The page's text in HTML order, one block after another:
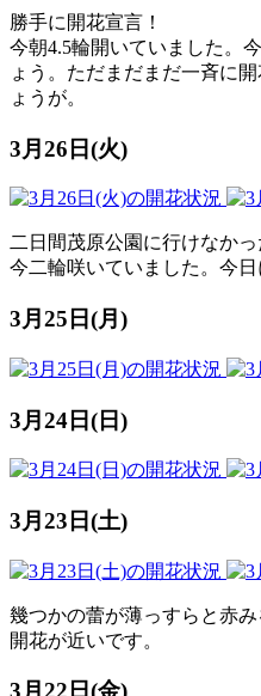
勝手に開花宣言！
今朝4.5輪開いていました。
ょう。ただまだまだ一斉に
ょうが。
3月26日(火)
二日間茂原公園に行けなか
今二輪咲いていました。今
3月25日(月)
3月24日(日)
3月23日(土)
幾つかの蕾が薄っすらと赤み
開花が近いです。